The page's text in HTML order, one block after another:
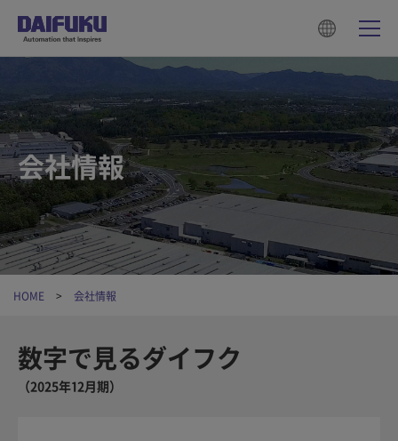
会社情報
HOME 会社情報
数字で見るダイフク
（2025年12月期）